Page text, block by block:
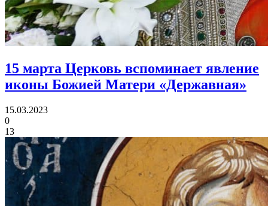
15 марта Церковь вспоминает явление
иконы Божией Матери «Державная»
15.03.2023
0
13